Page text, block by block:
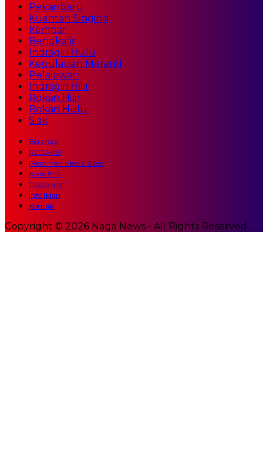
Pekanbaru
Kuantan Singingi
Kampar
Bengkalis
Indragiri Hulu
Kepulauan Meranti
Pelalawan
Indragiri Hilir
Rokan Hilir
Rokan Hulu
Siak
Beranda
REDAKSI
Pedoman Media Siber
Kode Etik
Disclaimer
Info Iklan
Kontak
Copyright © 2026 Naga News - All Rights Reserved